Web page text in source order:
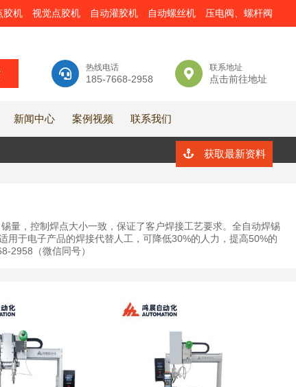
胶机 视觉点胶机 自动灌胶机 自动螺丝机 压电阀、螺杆阀
热线电话
185-7668-2958
联系地址
点击前往地址
新闻中心 案例视频 联系我们
获取最新资料
量，控制焊点大小一致，保证了客户焊接工艺要求。全自动焊锡
于电子产品的焊接代替人工，可降低30%的人力，提高50%的
2958（微信同号）